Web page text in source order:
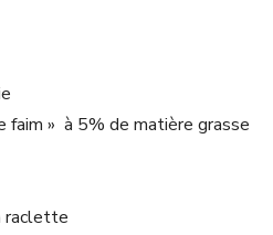
faim » à 5% de matière grasse
raclette